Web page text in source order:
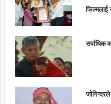
फिल्मलाई
सर्वाधिक